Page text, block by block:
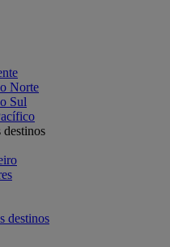
Norte
Sul
destinos
destinos